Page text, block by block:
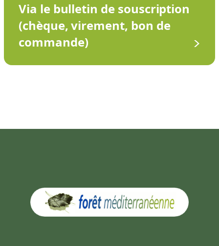
Via le bulletin de souscription
(chèque, virement, bon de
commande)